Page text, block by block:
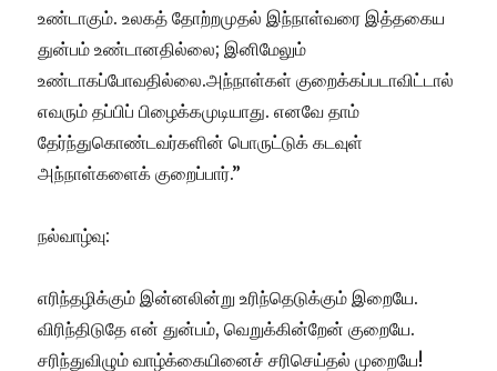
உண்டாகும். உலகத் தோற்றமுதல் இந்நாள்வரை இத்தகைய
துன்பம் உண்டானதில்லை; இனிமேலும்
உண்டாகப்போவதில்லை.அந்நாள்கள் குறைக்கப்படாவிட்டால்
எவரும் தப்பிப் பிழைக்கமுடியாது. எனவே தாம்
தேர்ந்துகொண்டவர்களின் பொருட்டுக் கடவுள்
அந்நாள்களைக் குறைப்பார்.”
நல்வாழ்வு:
எரிந்தழிக்கும் இன்னலின்று உரிந்தெடுக்கும் இறையே.
விரிந்திடுதே என் துன்பம், வெறுக்கின்றேன் குறையே.
சரிந்துவிழும் வாழ்க்கையினைச் சரிசெய்தல் முறையே!